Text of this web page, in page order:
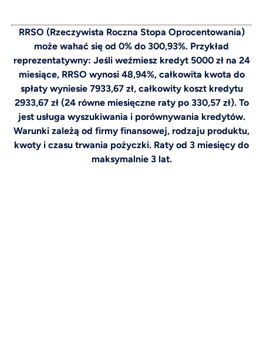
RRSO (Rzeczywista Roczna Stopa Oprocentowania)
może wahać się od 0% do 300,93%. Przykład
reprezentatywny: Jeśli weźmiesz kredyt 5000 zł na 24
miesiące, RRSO wynosi 48,94%, całkowita kwota do
spłaty wyniesie 7933,67 zł, całkowity koszt kredytu
2933,67 zł (24 równe miesięczne raty po 330,57 zł). To
jest usługa wyszukiwania i porównywania kredytów.
Warunki zależą od firmy finansowej, rodzaju produktu,
kwoty i czasu trwania pożyczki. Raty od 3 miesięcy do
maksymalnie 3 lat.